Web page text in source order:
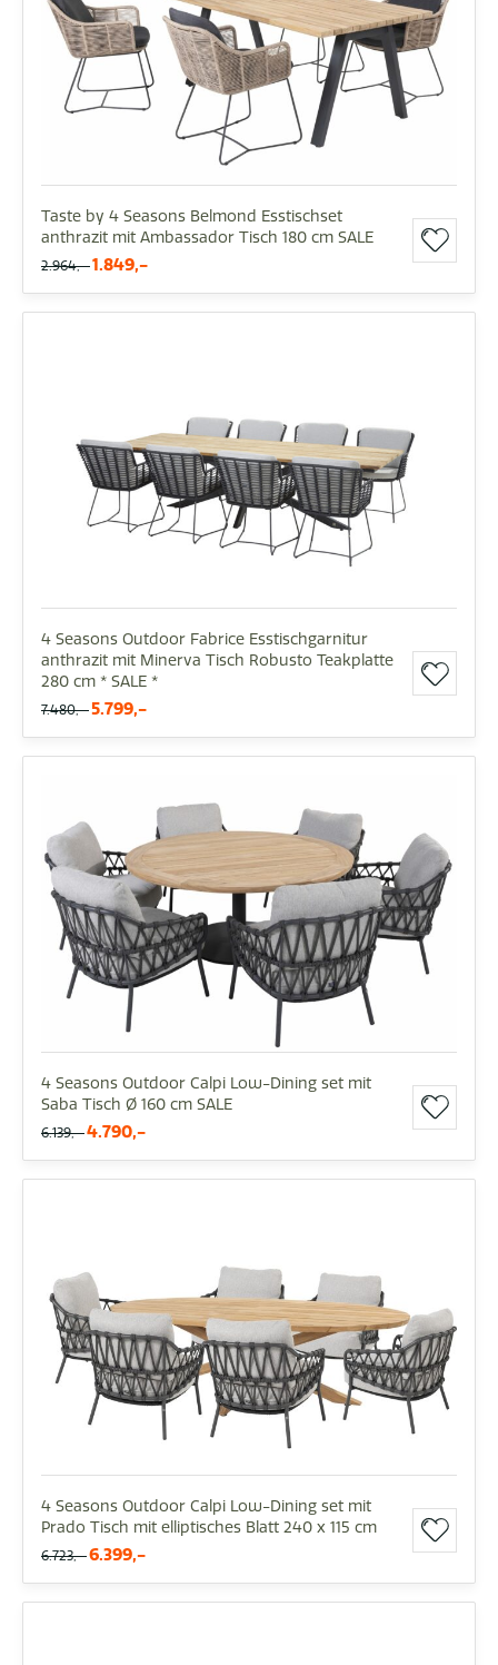
Taste by 4 Seasons Belmond Esstischset
anthrazit mit Ambassador Tisch 180 cm SALE
2.964,- 1.849,-
4 Seasons Outdoor Fabrice Esstischgarnitur
anthrazit mit Minerva Tisch Robusto Teakplatte
280 cm * SALE *
7.480,- 5.799,-
4 Seasons Outdoor Calpi Low-Dining set mit
Saba Tisch Ø 160 cm SALE
6.139,- 4.790,-
4 Seasons Outdoor Calpi Low-Dining set mit
Prado Tisch mit elliptisches Blatt 240 x 115 cm
6.723,- 6.399,-